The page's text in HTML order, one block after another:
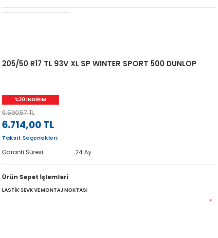
205/50 R17 TL 93V XL SP WINTER SPORT 500 DUNLOP
%30 İNDİRİM
9.590,57 TL
6.714,00 TL
Taksit Seçenekleri
Garanti Süresi
24 Ay
Ürün Sepet İşlemleri
LASTİK SEVK VE MONTAJ NOKTASI
*